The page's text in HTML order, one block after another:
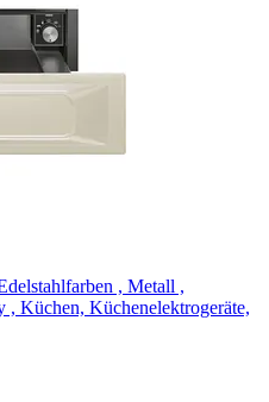
, Metall ,
Küchen, Küchenelektrogeräte,